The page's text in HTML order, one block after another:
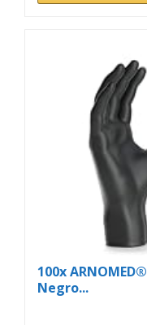
100x
Negro...